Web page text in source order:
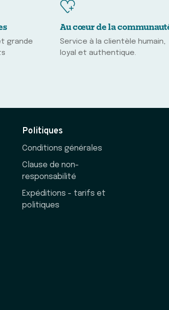
grande
Au cœur de la
Service à la clientèle humain,
loyal et authentique.
Politiques
Conditions générales
Clause de non-
responsabilité
Expéditions - tarifs et
politiques